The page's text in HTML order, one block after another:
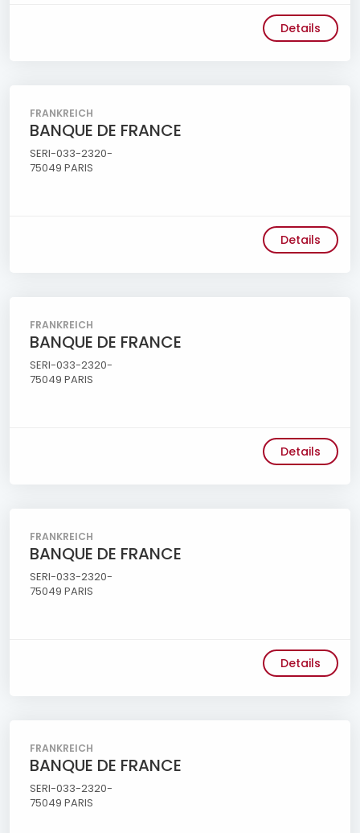
Details
FRANKREICH
BANQUE DE FRANCE
SERI-033-2320-
75049 PARIS
Details
FRANKREICH
BANQUE DE FRANCE
SERI-033-2320-
75049 PARIS
Details
FRANKREICH
BANQUE DE FRANCE
SERI-033-2320-
75049 PARIS
Details
FRANKREICH
BANQUE DE FRANCE
SERI-033-2320-
75049 PARIS